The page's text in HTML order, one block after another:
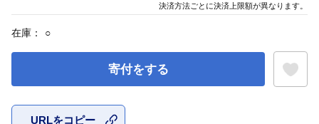
在庫： ○
寄付をする
URLをコピー
決済方法ごとに決済上限額が異なります。